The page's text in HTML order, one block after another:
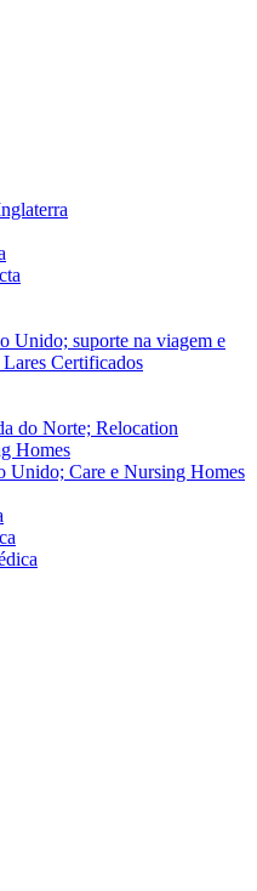
Unido; suporte na viagem e
Certificados
do Norte; Relocation
Homes
Unido; Care e Nursing Homes